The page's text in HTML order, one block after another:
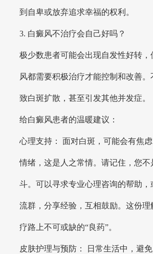
到自卑或放弃追求幸福的权利。
3. 白癜风不治疗会自己好吗？
极少数患者可能会出现自发性好转，
风都需要积极治疗才能控制和改善
致白斑扩散，甚至引发其他并发症。
给白癜风患者的温暖建议：
心理支持： 面对白斑，可能会有焦
情绪，这是人之常情。请记住，您不
斗。可以寻求专业心理咨询的帮助，
流群，分享经验，互相鼓励。这份
疗路上不可或缺的“良药”。
皮肤护理与预防： 日常生活中，避